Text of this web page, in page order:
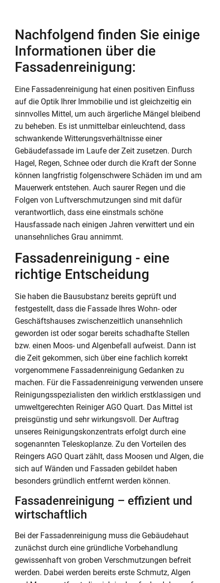
Nachfolgend finden Sie einige
Informationen über die
Fassadenreinigung:
Eine Fassadenreinigung hat einen positiven Einfluss
auf die Optik Ihrer Immobilie und ist gleichzeitig ein
sinnvolles Mittel, um auch ärgerliche Mängel bleibend
zu beheben. Es ist unmittelbar einleuchtend, dass
schwankende Witterungsverhältnisse einer
Gebäudefassade im Laufe der Zeit zusetzen. Durch
Hagel, Regen, Schnee oder durch die Kraft der Sonne
können langfristig folgenschwere Schäden im und am
Mauerwerk entstehen. Auch saurer Regen und die
Folgen von Luftverschmutzungen sind mit dafür
verantwortlich, dass eine einstmals schöne
Hausfassade nach einigen Jahren verwittert und ein
unansehnliches Grau annimmt.
Fassadenreinigung - eine
richtige Entscheidung
Sie haben die Bausubstanz bereits geprüft und
festgestellt, dass die Fassade Ihres Wohn- oder
Geschäftshauses zwischenzeitlich unansehnlich
geworden ist oder sogar bereits schadhafte Stellen
bzw. einen Moos- und Algenbefall aufweist. Dann ist
die Zeit gekommen, sich über eine fachlich korrekt
vorgenommene Fassadenreinigung Gedanken zu
machen. Für die Fassadenreinigung verwenden unsere
Reinigungsspezialisten den wirklich erstklassigen und
umweltgerechten Reiniger AGO Quart. Das Mittel ist
preisgünstig und sehr wirkungsvoll. Der Auftrag
unseres Reinigungskonzentrats erfolgt durch eine
sogenannten Teleskoplanze. Zu den Vorteilen des
Reingers AGO Quart zählt, dass Moosen und Algen, die
sich auf Wänden und Fassaden gebildet haben
besonders gründlich entfernt werden können.
Fassadenreinigung – effizient und
wirtschaftlich
Bei der Fassadenreinigung muss die Gebäudehaut
zunächst durch eine gründliche Vorbehandlung
gewissenhaft von groben Verschmutzungen befreit
werden. Dabei werden bereits erste Schmutz, Algen